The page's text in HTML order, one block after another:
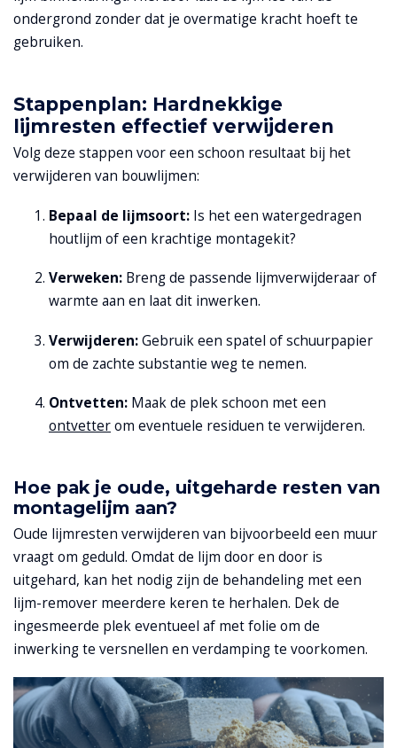
ondergrond zonder dat je overmatige kracht hoeft te
gebruiken.
Stappenplan: Hardnekkige
lijmresten effectief verwijderen
Volg deze stappen voor een schoon resultaat bij het
verwijderen van bouwlijmen:
Bepaal de lijmsoort: Is het een watergedragen
houtlijm of een krachtige montagekit?
Verweken: Breng de passende lijmverwijderaar of
warmte aan en laat dit inwerken.
Verwijderen:Gebruik een spatel of schuurpapier
om de zachte substantie weg te nemen.
Ontvetten: Maak de plek schoon met een
ontvetterom eventuele residuen te verwijderen.
Hoe pak je oude, uitgeharde resten van
montagelijm aan?
Oude lijmresten verwijderen van bijvoorbeeld een muur
vraagt om geduld. Omdat de lijm door en door is
uitgehard, kan het nodig zijn de behandeling met een
lijm-remover meerdere keren te herhalen. Dek de
ingesmeerde plek eventueel af met folie om de
inwerking te versnellen en verdamping te voorkomen.